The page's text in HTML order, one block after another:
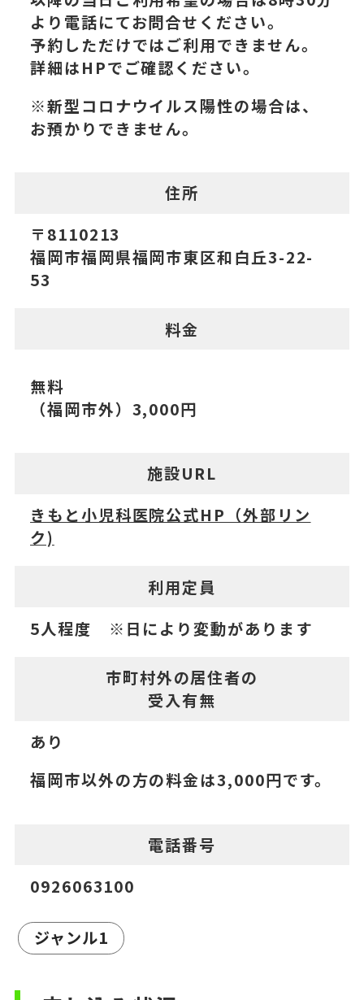
より電話にてお問合せください。
予約しただけではご利用できません。
詳細はHPでご確認ください。
※新型コロナウイルス陽性の場合は、
お預かりできません。
住所
〒8110213
福岡市福岡県福岡市東区和白丘3-22-
53
料金
無料
（福岡市外）3,000円
施設URL
きもと小児科医院公式HP（外部リン
ク)
利用定員
5人程度 ※日により変動があります
市町村外の居住者の
受入有無
あり
福岡市以外の方の料金は3,000円です。
電話番号
0926063100
ジャンル1